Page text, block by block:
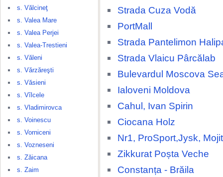
s. Vălcineţ
s. Valea Mare
s. Valea Perjei
s. Valea-Trestieni
s. Văleni
s. Vărzăreşti
s. Văsieni
s. Vîlcele
s. Vladimirovca
s. Voinescu
s. Vorniceni
s. Vozneseni
s. Zăicana
s. Zaim
Strada Cuza Vodă
PortMall
Strada Pantelimon
Strada Vlaicu Pârcălab
Bulevardul Moscova
Ialoveni Moldova
Cahul, Ivan Spirin
Ciocana Holz
Nr1, ProSport,Jysk,
Zikkurat Poșta Veche
Constanța - Brăila